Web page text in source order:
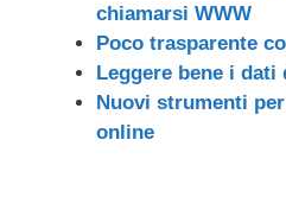
chiamarsi WWW
Poco trasparente
Leggere bene i dati
Nuovi strumenti
online